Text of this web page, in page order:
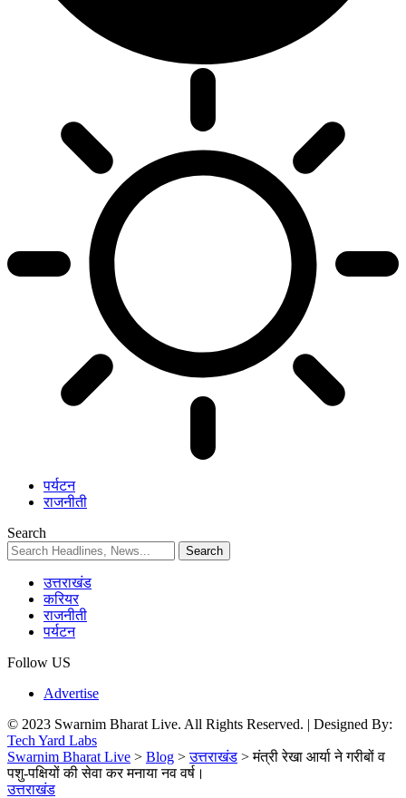
पर्यटन
राजनीती
Search
उत्तराखंड
करियर
राजनीती
पर्यटन
Follow US
Advertise
© 2023 Swarnim Bharat Live. All Rights Reserved. | Designed By:
Tech Yard Labs
Swarnim Bharat Live > Blog >उत्तराखंड >मंत्री रेखा आर्या ने गरीबों व
पशु-पक्षियों की सेवा कर मनाया नव वर्ष।
उत्तराखंड